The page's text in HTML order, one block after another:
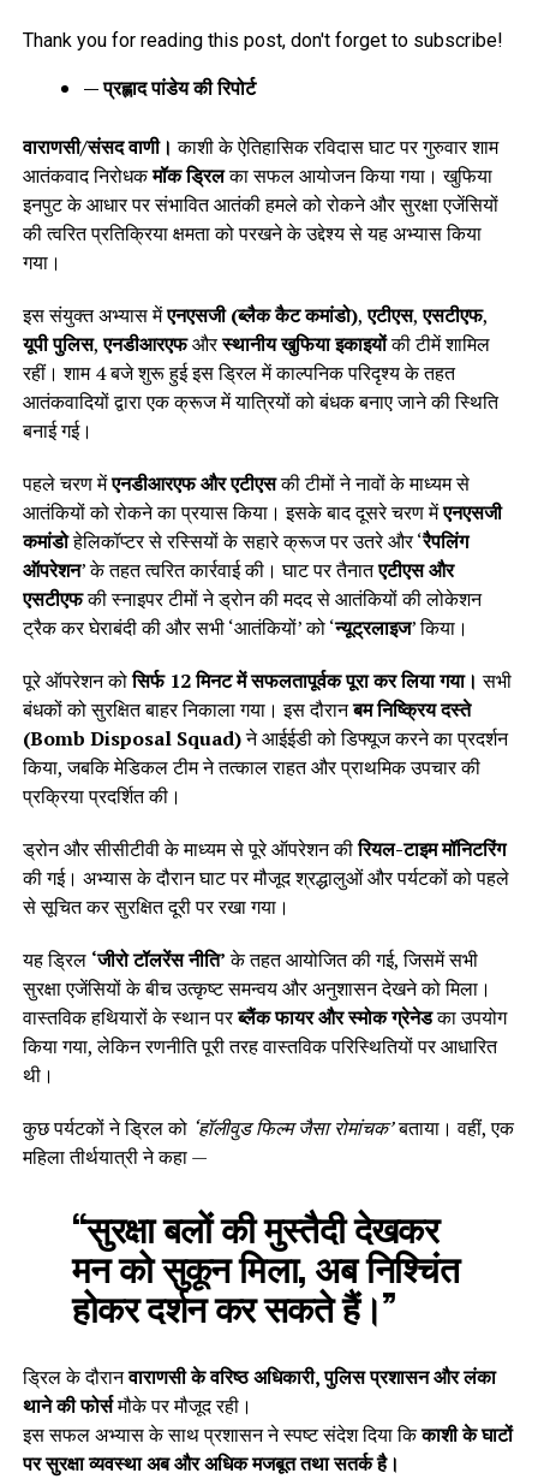
Thank you for reading this post, don't forget to subscribe!
— प्रह्लाद पांडेय की रिपोर्ट
वाराणसी/संसद वाणी।काशी के ऐतिहासिक रविदास घाट पर गुरुवार शाम
आतंकवाद निरोधकमॉक ड्रिलका सफल आयोजन किया गया। खुफिया
इनपुट के आधार पर संभावित आतंकी हमले को रोकने और सुरक्षा एजेंसियों
की त्वरित प्रतिक्रिया क्षमता को परखने के उद्देश्य से यह अभ्यास किया
गया।
इस संयुक्त अभ्यास मेंएनएसजी (ब्लैक कैट कमांडो),एटीएस,एसटीएफ,
यूपी पुलिस,एनडीआरएफऔरस्थानीय खुफिया इकाइयोंकी टीमें शामिल
रहीं। शाम 4 बजे शुरू हुई इस ड्रिल में काल्पनिक परिदृश्य के तहत
आतंकवादियों द्वारा एक क्रूज में यात्रियों को बंधक बनाए जाने की स्थिति
बनाई गई।
पहले चरण मेंएनडीआरएफ और एटीएसकी टीमों ने नावों के माध्यम से
आतंकियों को रोकने का प्रयास किया। इसके बाद दूसरे चरण मेंएनएसजी
कमांडोहेलिकॉप्टर से रस्सियों के सहारे क्रूज पर उतरे और ‘रैपलिंग
ऑपरेशन’ के तहत त्वरित कार्रवाई की। घाट पर तैनातएटीएस और
एसटीएफकी स्नाइपर टीमों ने ड्रोन की मदद से आतंकियों की लोकेशन
ट्रैक कर घेराबंदी की और सभी ‘आतंकियों’ को ‘न्यूट्रलाइज’ किया।
पूरे ऑपरेशन कोसिर्फ 12 मिनट में सफलतापूर्वक पूरा कर लिया गया। सभी
बंधकों को सुरक्षित बाहर निकाला गया। इस दौरानबम निष्क्रिय दस्ते
(Bomb Disposal Squad)ने आईईडी को डिफ्यूज करने का प्रदर्शन
किया, जबकि मेडिकल टीम ने तत्काल राहत और प्राथमिक उपचार की
प्रक्रिया प्रदर्शित की।
ड्रोन और सीसीटीवी के माध्यम से पूरे ऑपरेशन कीरियल-टाइम मॉनिटरिंग
की गई। अभ्यास के दौरान घाट पर मौजूद श्रद्धालुओं और पर्यटकों को पहले
से सूचित कर सुरक्षित दूरी पर रखा गया।
यह ड्रिल ‘जीरो टॉलरेंस नीति’के तहत आयोजित की गई, जिसमें सभी
सुरक्षा एजेंसियों के बीच उत्कृष्ट समन्वय और अनुशासन देखने को मिला।
वास्तविक हथियारों के स्थान परब्लैंक फायर और स्मोक ग्रेनेडका उपयोग
किया गया, लेकिन रणनीति पूरी तरह वास्तविक परिस्थितियों पर आधारित
थी।
कुछ पर्यटकों ने ड्रिल को ‘हॉलीवुड फिल्म जैसा रोमांचक’बताया। वहीं, एक
महिला तीर्थयात्री ने कहा —
“सुरक्षा बलों की मुस्तैदी देखकर
मन को सुकून मिला, अब निश्चिंत
होकर दर्शन कर सकते हैं।”
ड्रिल के दौरानवाराणसी के वरिष्ठ अधिकारी, पुलिस प्रशासन और लंका
थाने की फोर्समौके पर मौजूद रही।
इस सफल अभ्यास के साथ प्रशासन ने स्पष्ट संदेश दिया किकाशी के घाटों
पर सुरक्षा व्यवस्था अब और अधिक मजबूत तथा सतर्क है।